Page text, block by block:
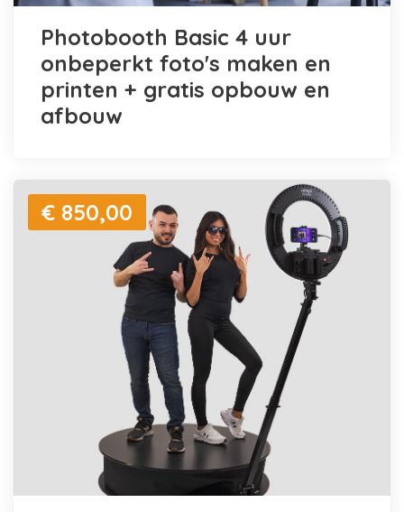
Photobooth Basic 4 uur
onbeperkt foto's maken en
printen + gratis opbouw en
afbouw
€ 850,00